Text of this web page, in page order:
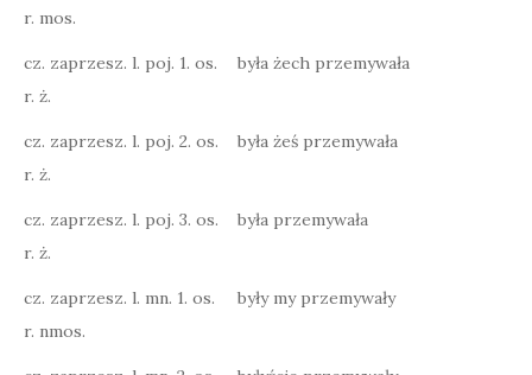
r. mos.
cz. zaprzesz. l. poj. 1. os.
r. ż.
była żech przemywała
cz. zaprzesz. l. poj. 2. os.
r. ż.
była żeś przemywała
cz. zaprzesz. l. poj. 3. os.
r. ż.
była przemywała
cz. zaprzesz. l. mn. 1. os.
r. nmos.
były my przemywały